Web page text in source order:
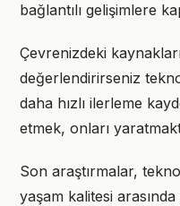
bağlantılı gelişimlere
Çevrenizdeki
değerlendirirseniz
daha hızlı ilerleme
etmek, onları
Son araştırmalar,
yaşam kalitesi